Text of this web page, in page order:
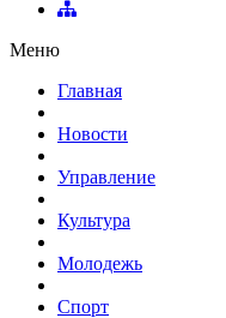
Меню
Главная
Новости
Управление
Культура
Молодежь
Спорт